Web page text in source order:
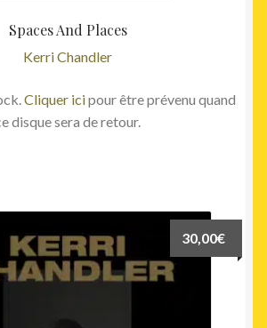
Spaces And Places
Kerri Chandler
Cliquer icipour être prévenu quand
disque sera de retour.
30,00€